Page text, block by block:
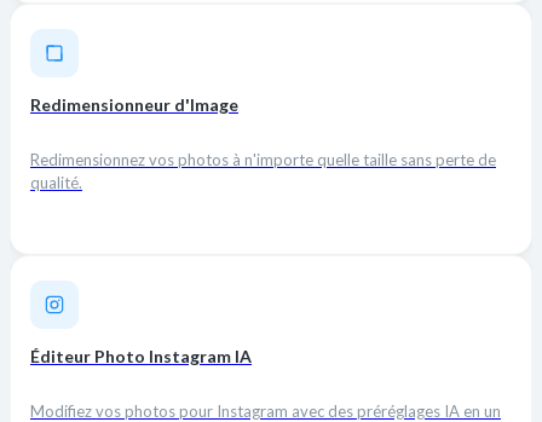
Redimensionneur d'Image
Redimensionnez vos photos à n'importe quelle taille sans perte de
qualité.
Éditeur Photo Instagram IA
Modifiez vos photos pour Instagram avec des préréglages IA en un